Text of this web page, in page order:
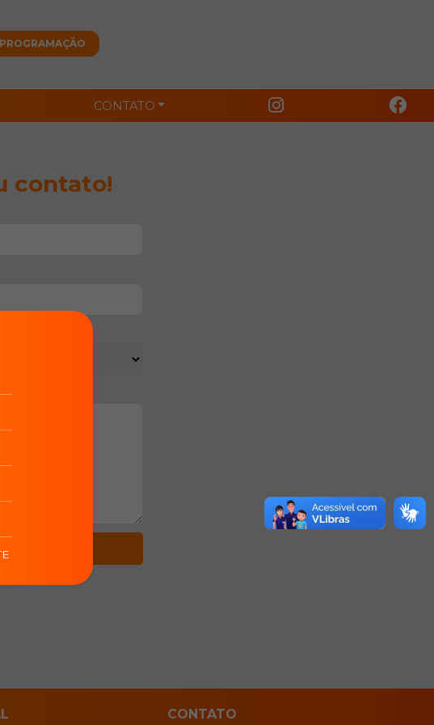
CONTATO
contato!
CONTATO